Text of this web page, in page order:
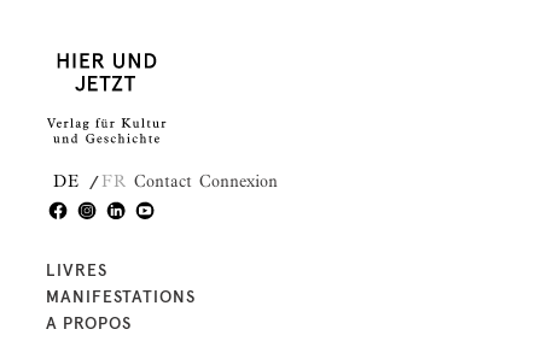
DE FR Contact Connexion
LIVRES
MANIFESTATIONS
A PROPOS